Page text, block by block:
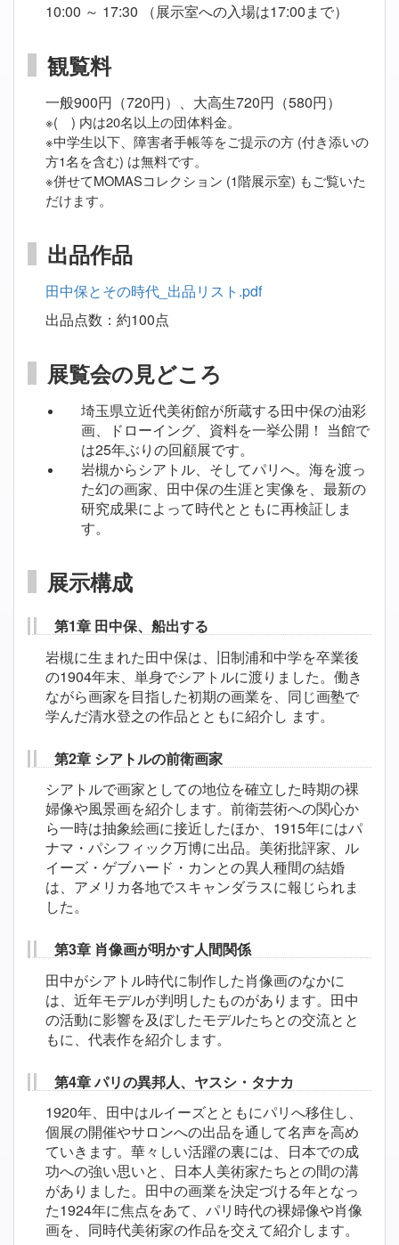
10:00 ～ 17:30 （展示室への入場は17:00まで）
観覧料
一般900円（720円）、大高生720円（580円）
※( ) 内は20名以上の団体料金。
※中学生以下、障害者手帳等をご提示の方 (付き添いの
方1名を含む) は無料です。
※併せてMOMASコレクション (1階展示室) もご覧いた
だけます。
出品作品
田中保とその時代_出品リスト.pdf
出品点数：約100点
展覧会の見どころ
埼玉県立近代美術館が所蔵する田中保の油彩
画、ドローイング、資料を一挙公開！ 当館で
は25年ぶりの回顧展です。
岩槻からシアトル、そしてパリへ。海を渡っ
た幻の画家、田中保の生涯と実像を、最新の
研究成果によって時代とともに再検証しま
す。
展示構成
第1章 田中保、船出する
岩槻に生まれた田中保は、旧制浦和中学を卒業後
の1904年末、単身でシアトルに渡りました。働き
ながら画家を目指した初期の画業を、同じ画塾で
学んだ清水登之の作品とともに紹介し ます。
第2章 シアトルの前衛画家
シアトルで画家としての地位を確立した時期の裸
婦像や風景画を紹介します。前衛芸術への関心か
ら一時は抽象絵画に接近したほか、1915年にはパ
ナマ・パシフィック万博に出品。美術批評家、ル
イーズ・ゲブハード・カンとの異人種間の結婚
は、アメリカ各地でスキャンダラスに報じられま
した。
第3章 肖像画が明かす人間関係
田中がシアトル時代に制作した肖像画のなかに
は、近年モデルが判明したものがあります。田中
の活動に影響を及ぼしたモデルたちとの交流とと
もに、代表作を紹介します。
第4章 パリの異邦人、ヤスシ・タナカ
1920年、田中はルイーズとともにパリへ移住し、
個展の開催やサロンへの出品を通して名声を高め
ていきます。華々しい活躍の裏には、日本での成
功への強い思いと、日本人美術家たちとの間の溝
がありました。田中の画業を決定づける年となっ
た1924年に焦点をあて、パリ時代の裸婦像や肖像
画を、同時代美術家の作品を交えて紹介します。